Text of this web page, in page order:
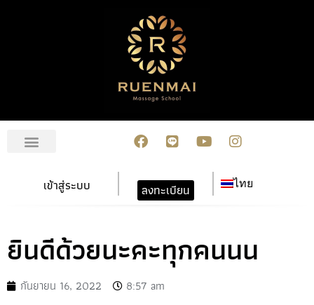
เข้าสู่ระบบ ลงทะเบียน ไทย
ยินดีด้วยนะคะทุกคนนน
กันยายน 16, 2022
8:57 am